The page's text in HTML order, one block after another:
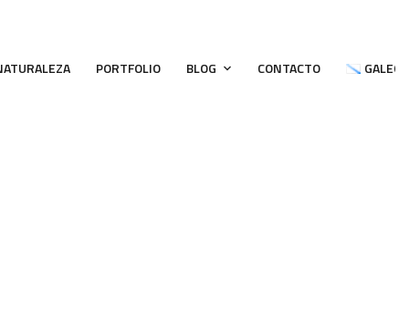
PORTFOLIO BLOG CONTACTO GALEGO